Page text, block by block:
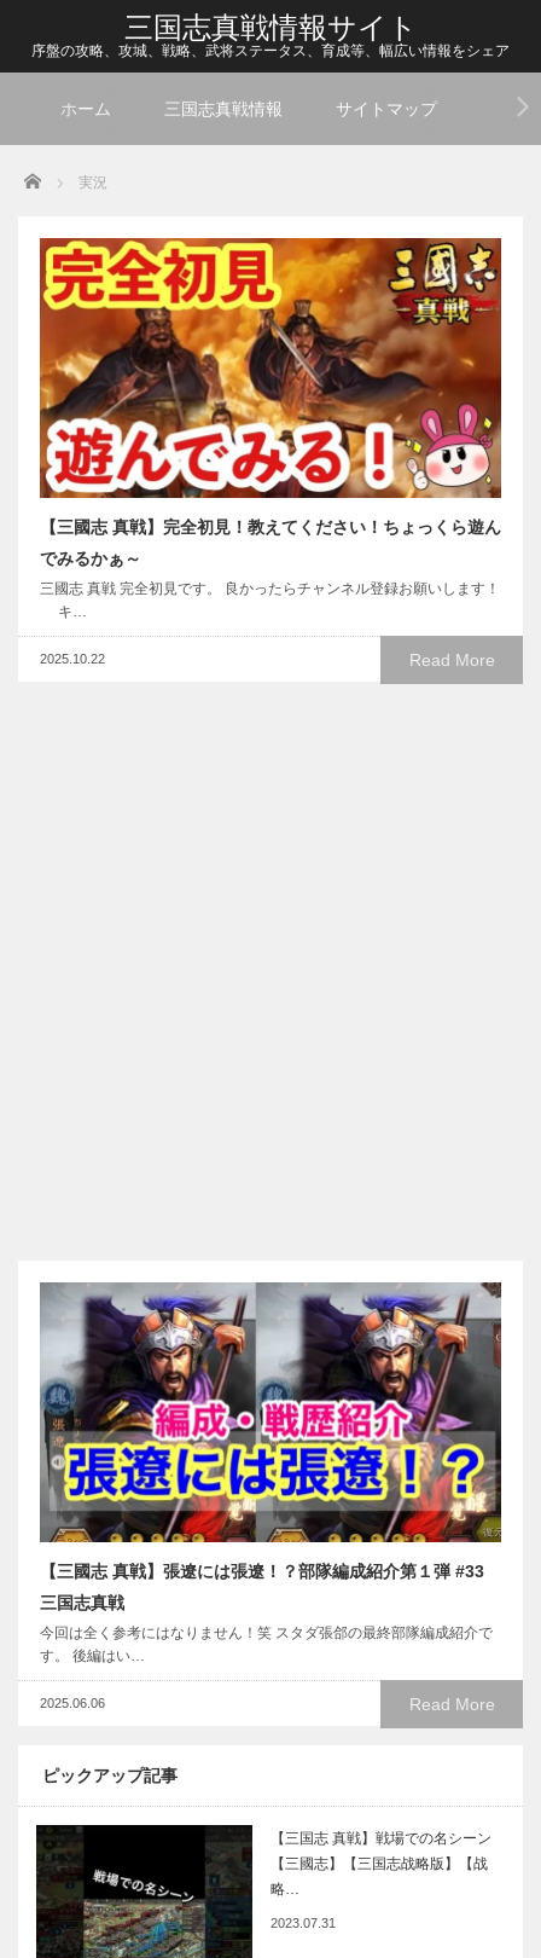
三国志真戦情報サイト
序盤の攻略、攻城、戦略、武将ステータス、育成等、幅広い情報をシェア
ホーム 三国志真戦情報 サイトマップ
Home 実況
【三國志 真戦】完全初見！教えてください！ちょっくら遊ん
でみるかぁ～
三國志 真戦 完全初見です。 良かったらチャンネル登録お願いします！
キ…
Read More
2025.10.22
【三國志 真戦】張遼には張遼！？部隊編成紹介第１弾 #33
三国志真戦
今回は全く参考にはなりません！笑 スタダ張郃の最終部隊編成紹介で
す。 後編はい…
Read More
2025.06.06
ピックアップ記事
【三国志 真戦】戦場での名シーン
【三國志】【三国志战略版】【战
略…
2023.07.31